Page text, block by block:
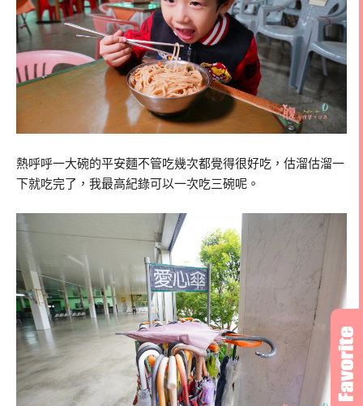
熱呼呼一大碗的平安麵不管吃幾次都覺得很好吃，估溜估溜一
下就吃完了，我最高紀錄可以一次吃三碗呢。